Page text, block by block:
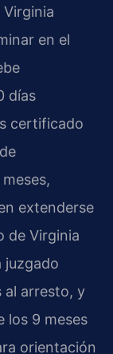
en el
días
certificado
extenderse
de Virginia
juzgado
al arresto, y
los 9 meses
orientación